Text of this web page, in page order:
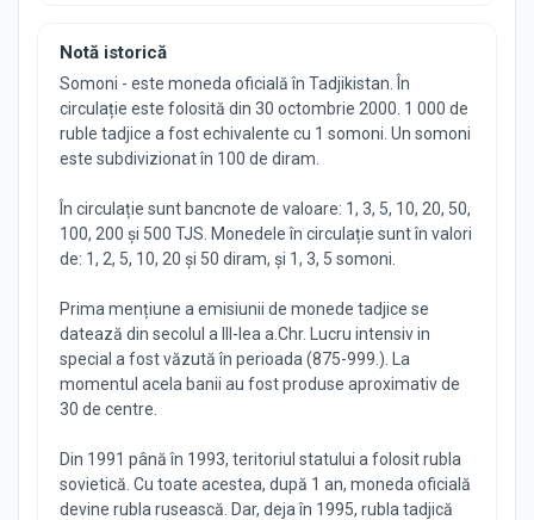
Notă istorică
Somoni - este moneda oficială în Tadjikistan. În
circulație este folosită din 30 octombrie 2000. 1 000 de
ruble tadjice a fost echivalente cu 1 somoni. Un somoni
este subdivizionat în 100 de diram.
În circulație sunt bancnote de valoare: 1, 3, 5, 10, 20, 50,
100, 200 și 500 TJS. Monedele în circulație sunt în valori
de: 1, 2, 5, 10, 20 și 50 diram, și 1, 3, 5 somoni.
Prima mențiune a emisiunii de monede tadjice se
datează din secolul a III-lea a.Chr. Lucru intensiv in
special a fost văzută în perioada (875-999.). La
momentul acela banii au fost produse aproximativ de
30 de centre.
Din 1991 până în 1993, teritoriul statului a folosit rubla
sovietică. Cu toate acestea, după 1 an, moneda oficială
devine rubla rusească. Dar, deja în 1995, rubla tadjică